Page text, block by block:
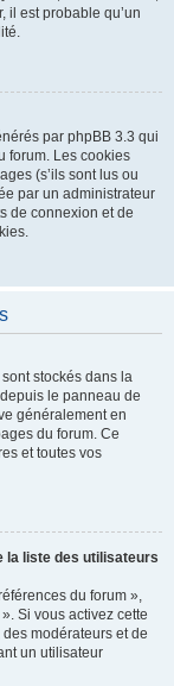
il est probable qu’un
par phpBB 3.3 qui
forum. Les cookies
(s’ils sont lus ou
par un administrateur
de connexion et de
stockés dans la
le panneau de
généralement en
du forum. Ce
et toutes vos
la liste des utilisateurs
du forum »,
Si vous activez cette
modérateurs et de
un utilisateur